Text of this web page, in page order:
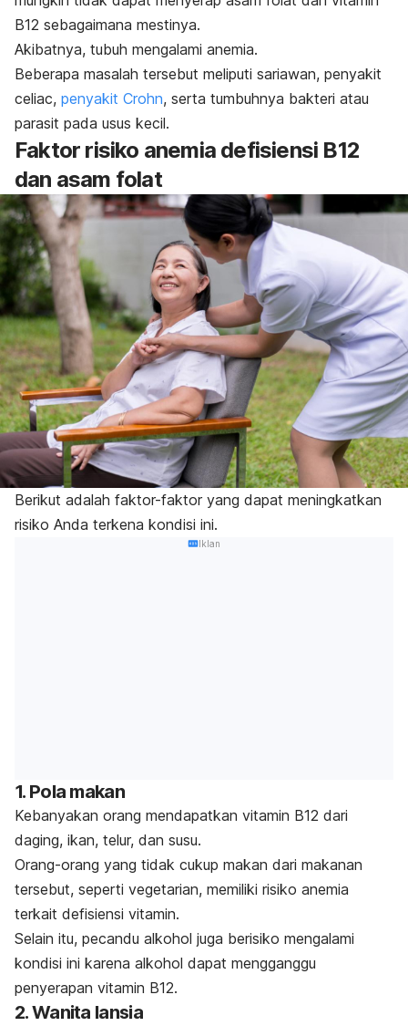
B12 sebagaimana mestinya.
Akibatnya, tubuh mengalami anemia.
Beberapa masalah tersebut meliputi sariawan, penyakit
celiac, penyakit Crohn, serta tumbuhnya bakteri atau
parasit pada usus kecil.
Faktor risiko anemia defisiensi B12
dan asam folat
Berikut adalah faktor-faktor yang dapat meningkatkan
risiko Anda terkena kondisi ini.
Iklan
1. Pola makan
Kebanyakan orang mendapatkan vitamin B12 dari
daging, ikan, telur, dan susu.
Orang-orang yang tidak cukup makan dari makanan
tersebut, seperti vegetarian, memiliki risiko anemia
terkait defisiensi vitamin.
Selain itu, pecandu alkohol juga berisiko mengalami
kondisi ini karena alkohol dapat mengganggu
penyerapan vitamin B12.
2. Wanita lansia